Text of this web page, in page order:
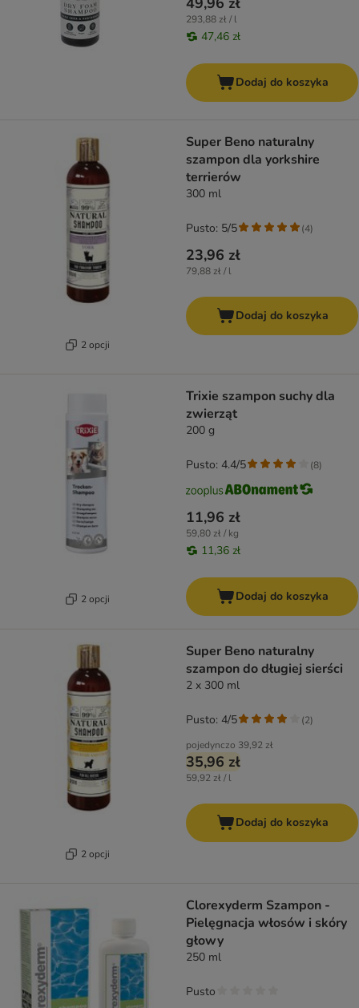
293,88 zł / l
47,46 zł
Dodaj do koszyka
2 opcji
Super Beno naturalny
szampon dla yorkshire
terrierów
300 ml
23,96 zł
79,88 zł / l
Pusto: 5/5 (4)
Dodaj do koszyka
2 opcji
Trixie szampon suchy dla
zwierząt
200 g
11,96 zł
59,80 zł / kg
11,36 zł
Pusto: 4.4/5 (8)
Dodaj do koszyka
2 opcji
Super Beno naturalny
szampon do długiej sierści
2 x 300 ml
pojedynczo 39,92 zł
35,96 zł
59,92 zł / l
Pusto: 4/5 (2)
Dodaj do koszyka
Clorexyderm Szampon -
Pielęgnacja włosów i skóry
głowy
250 ml
Pusto